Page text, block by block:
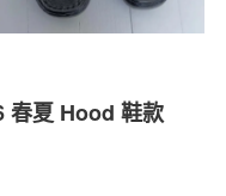
春夏 Hood 鞋款